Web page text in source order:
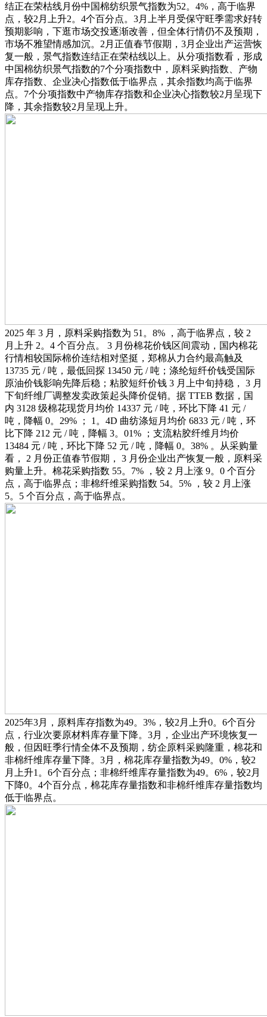
结正在荣枯线月份中国棉纺织景气指数为52。4%，高于临界
点，较2月上升2。4个百分点。3月上半月受保守旺季需求好转
预期影响，下逛市场交投逐渐改善，但全体行情仍不及预期，
市场不雅望情感加沉。2月正值春节假期，3月企业出产运营恢
复一般，景气指数连结正在荣枯线以上。从分项指数看，形成
中国棉纺织景气指数的7个分项指数中，原料采购指数、产物
库存指数、企业决心指数低于临界点，其余指数均高于临界
点。7个分项指数中产物库存指数和企业决心指数较2月呈现下
降，其余指数较2月呈现上升。
2025 年 3 月，原料采购指数为 51。8% ，高于临界点，较 2
月上升 2。4 个百分点。 3 月份棉花价钱区间震动，国内棉花
行情相较国际棉价连结相对坚挺，郑棉从力合约最高触及
13735 元 / 吨，最低回探 13450 元 / 吨；涤纶短纤价钱受国际
原油价钱影响先降后稳；粘胶短纤价钱 3 月上中旬持稳， 3 月
下旬纤维厂调整发卖政策起头降价促销。据 TTEB 数据，国
内 3128 级棉花现货月均价 14337 元 / 吨，环比下降 41 元 /
吨，降幅 0。29% ； 1。4D 曲纺涤短月均价 6833 元 / 吨，环
比下降 212 元 / 吨，降幅 3。01% ；支流粘胶纤维月均价
13484 元 / 吨，环比下降 52 元 / 吨，降幅 0。38% 。从采购量
看， 2 月份正值春节假期， 3 月份企业出产恢复一般，原料采
购量上升。棉花采购指数 55。7% ，较 2 月上涨 9。0 个百分
点，高于临界点；非棉纤维采购指数 54。5% ，较 2 月上涨
5。5 个百分点，高于临界点。
2025年3月，原料库存指数为49。3%，较2月上升0。6个百分
点，行业次要原材料库存量下降。3月，企业出产环境恢复一
般，但因旺季行情全体不及预期，纺企原料采购隆重，棉花和
非棉纤维库存量下降。3月，棉花库存量指数为49。0%，较2
月上升1。6个百分点；非棉纤维库存量指数为49。6%，较2月
下降0。4个百分点，棉花库存量指数和非棉纤维库存量指数均
低于临界点。